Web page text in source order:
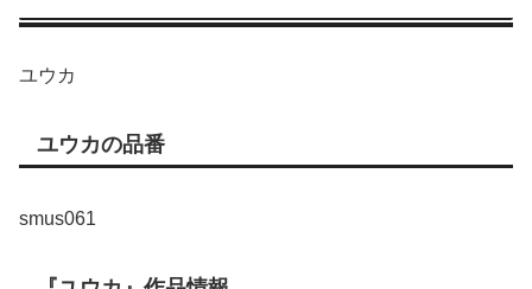
ユウカ
ユウカの品番
smus061